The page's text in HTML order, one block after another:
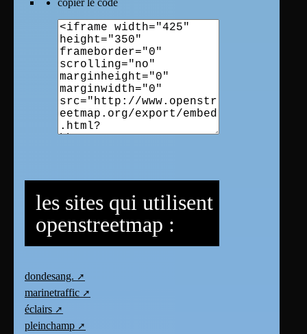
copier le code
les sites qui utilisent
openstreetmap :
dondesang.
marinetraffic
éclairs
pleinchamp